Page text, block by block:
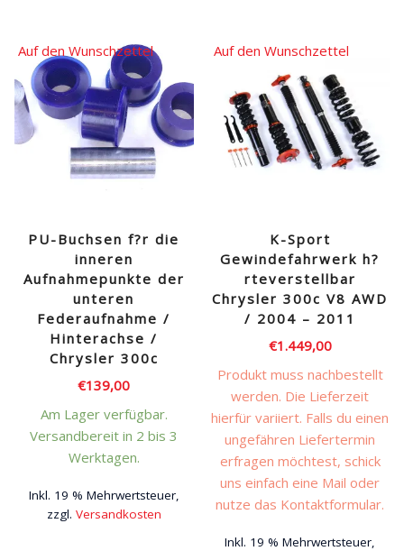
PU-Buchsen f?r die
inneren
Aufnahmepunkte der
unteren
Federaufnahme /
Hinterachse /
Chrysler 300c
€139,00
Am Lager verfügbar.
Versandbereit in 2 bis 3
Werktagen.
Inkl. 19 % Mehrwertsteuer,
zzgl. Versandkosten
Auf den Wunschzettel
K-Sport
Gewindefahrwerk h?
rteverstellbar
Chrysler 300c V8 AWD
/ 2004 – 2011
€1.449,00
Produkt muss nachbestellt
werden. Die Lieferzeit
hierfür variiert. Falls du einen
ungefähren Liefertermin
erfragen möchtest, schick
uns einfach eine Mail oder
nutze das Kontaktformular.
Inkl. 19 % Mehrwertsteuer,
Auf den Wunschzettel